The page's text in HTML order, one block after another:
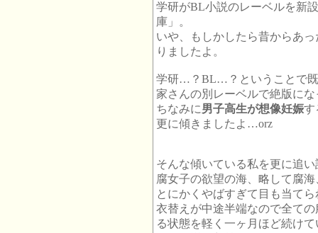
学研がBL小説のレーベルを新
庫」。
いや、もしかしたら昔からあ
りましたよ。
学研…？BL…？ということで既
家さんの別レーベルで絶版に
ちなみに男子高生が想像妊娠す
更に傾きましたよ…orz
そんな傾いている私を更に追
腐女子の欲望の海、略して腐
とにかくやばすぎて目も当て
衣替えが中途半端なので全て
る状態を軽く一ヶ月ほど続け